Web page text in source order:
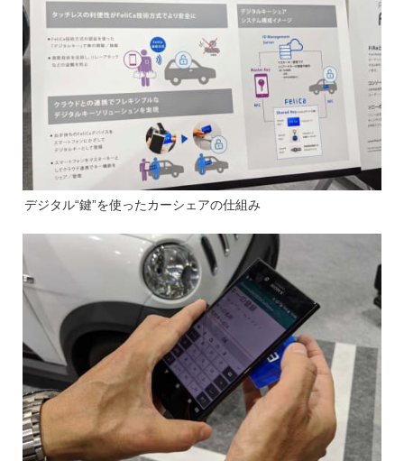
デジタル“鍵”を使ったカーシェアの仕組み